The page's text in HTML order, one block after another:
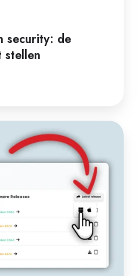
security: de
stellen